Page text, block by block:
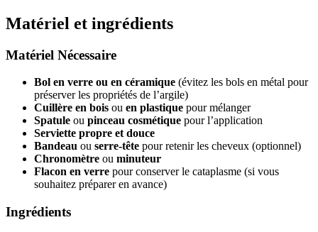
Matériel et ingrédients
Matériel Nécessaire
Bol en verre ou en céramique (évitez les bols en métal pour
préserver les propriétés de l’argile)
Cuillère en bois ou en plastique pour mélanger
Spatule ou pinceau cosmétique pour l’application
Serviette propre et douce
Bandeau ou serre-tête pour retenir les cheveux (optionnel)
Chronomètre ou minuteur
Flacon en verre pour conserver le cataplasme (si vous
souhaitez préparer en avance)
Ingrédients